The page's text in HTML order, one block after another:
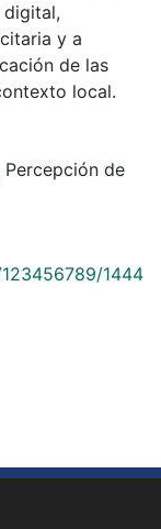
y a
de las
local.
Percepción de
1444